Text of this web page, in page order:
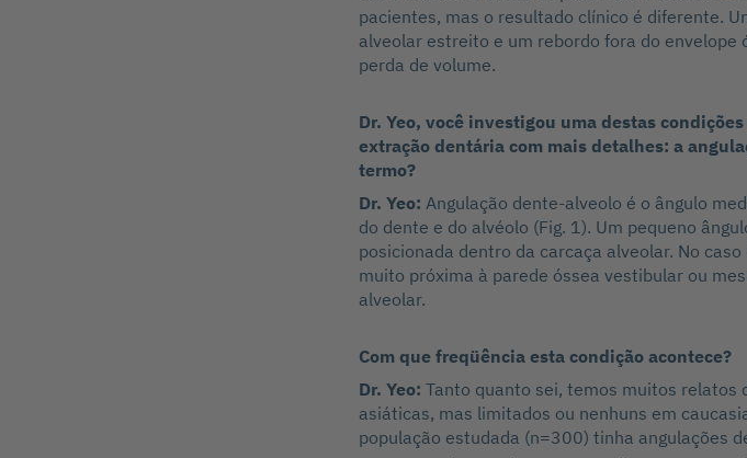
pacientes, mas o resultado clínico é diferente.
alveolar estreito e um rebordo fora do
perda de volume.
Dr. Yeo, você investigou uma destas
extração dentária com mais detalhes: a
termo?
Dr. Yeo: Angulação dente-alveolo é o ângulo
do dente e do alvéolo (Fig. 1). Um pequeno
posicionada dentro da carcaça alveolar. No
muito próxima à parede óssea vestibular ou
alveolar.
Com que freqüência esta condição acontece?
Dr. Yeo: Tanto quanto sei, temos muitos relatos
asiáticas, mas limitados ou nenhuns em
população estudada (n=300) tinha angulações